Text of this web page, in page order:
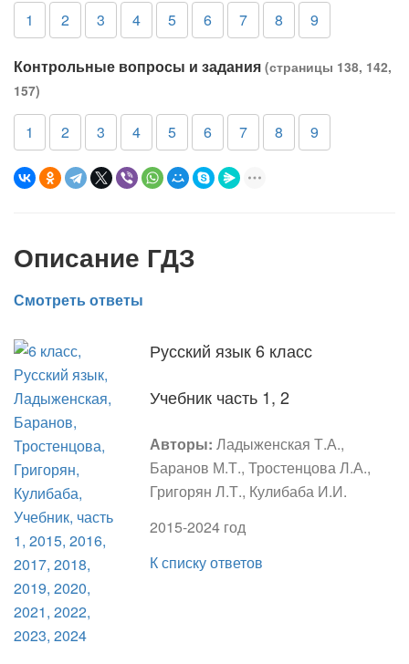
1 2 3 4 5 6 7 8 9
Контрольные вопросы и задания (страницы 138, 142,
157)
1 2 3 4 5 6 7 8 9
Описание ГДЗ
Смотреть ответы
Русский язык 6 класс
Учебник часть 1, 2
Авторы: Ладыженская Т.А.,
Баранов М.Т., Тростенцова Л.А.,
Григорян Л.Т., Кулибаба И.И.
2015-2024 год
К списку ответов